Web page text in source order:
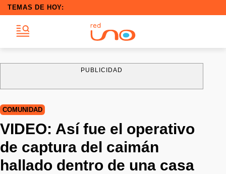
TEMAS DE HOY:
PUBLICIDAD
COMUNIDAD
VIDEO: Así fue el operativo
de captura del caimán
hallado dentro de una casa